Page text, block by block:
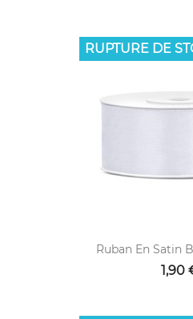
Ruban En Satin
1,90
RUPTURE DE